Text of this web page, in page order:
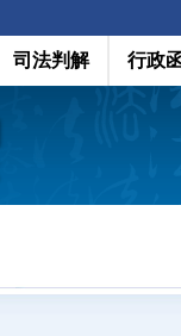
司法判解 行政